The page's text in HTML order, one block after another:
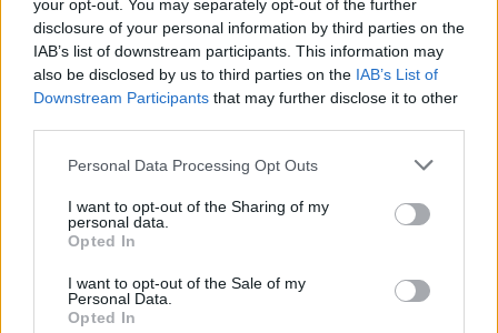
your opt-out. You may separately opt-out of the further
disclosure of your personal information by third parties on the
IAB’s list of downstream participants. This information may
also be disclosed by us to third parties on the IAB’s List of
Downstream Participants that may further disclose it to other
Personal Data Processing Opt Outs
I want to opt-out of the Sharing of my
personal data.
Opted In
I want to opt-out of the Sale of my
Personal Data.
Opted In
Helsingin iltapäivässä – jatkaa
lohkossa puhtaalla pelillä
Luostarinen ajettiin rumasti
päin laitaa – Brandon Hagel